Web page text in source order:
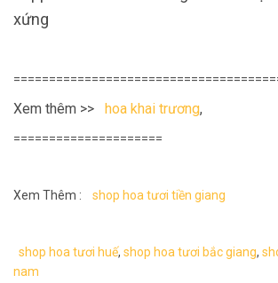
xứng
Xem thêm >> hoa khai trương,
=====================
Xem Thêm : shop hoa tươi tiền giang
shop hoa tươi huế, shop hoa tươi bắc giang,
nam